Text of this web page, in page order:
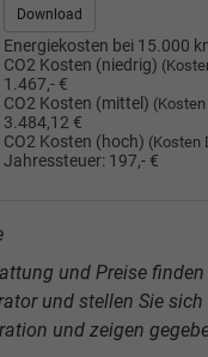
Download
Energiekosten bei 15.000
CO2 Kosten (niedrig)
1.467,- €
CO2 Kosten (mittel)
3.484,12 €
CO2 Kosten (hoch) (Kosten
Jahressteuer: 197,- €
und Preise finden
und stellen Sie
und zeigen